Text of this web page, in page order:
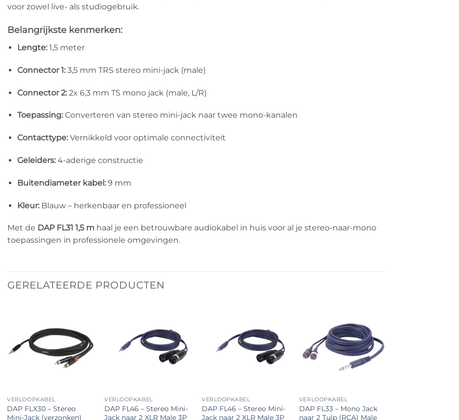
voor zowel live- als studiogebruik.
Belangrijkste kenmerken:
Lengte: 1,5 meter
Connector 1: 3,5 mm TRS stereo mini-jack (male)
Connector 2: 2x 6,3 mm TS mono jack (male, L/R)
Toepassing: Converteren van stereo mini-jack naar twee mono-kanalen
Contacttype: Vernikkeld voor optimale connectiviteit
Geleiders: 4-aderige constructie
Buitendiameter kabel: 9 mm
Kleur: Blauw – herkenbaar en professioneel
Met de DAP FL31 1,5 m haal je een betrouwbare audiokabel in huis voor al je stereo-naar-mono
toepassingen in professionele omgevingen.
GERELATEERDE PRODUCTEN
Toevoegen
aan
verlanglijst
VERLOOPKABEL
DAP FLX30 – Stereo
Mini-Jack (verzonken)
Toevoegen
aan
verlanglijst
VERLOOPKABEL
DAP FL46 – Stereo Mini-
Jack naar 2 XLR Male 3P
Toevoegen
aan
verlanglijst
VERLOOPKABEL
DAP FL46 – Stereo Mini-
Jack naar 2 XLR Male 3P
Toevoegen
aan
verlanglijst
VERLOOPKABEL
DAP FL33 – Mono Jack
naar 2 Tulp (RCA) Male